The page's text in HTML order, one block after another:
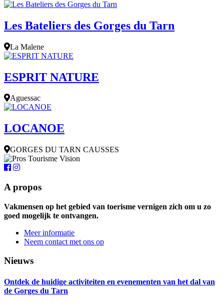
Les Bateliers des Gorges du Tarn
La Malene
ESPRIT NATURE
Aguessac
LOCANOE
GORGES DU TARN CAUSSES
A propos
Vakmensen op het gebied van toerisme vernigen zich om u zo
goed mogelijk te ontvangen.
Meer informatie
Neem contact met ons op
Nieuws
Ontdek de huidige activiteiten en evenementen van het dal van
de Gorges du Tarn